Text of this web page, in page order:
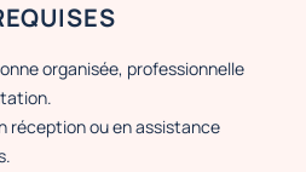
organisée, professionnelle
réception ou en assistance